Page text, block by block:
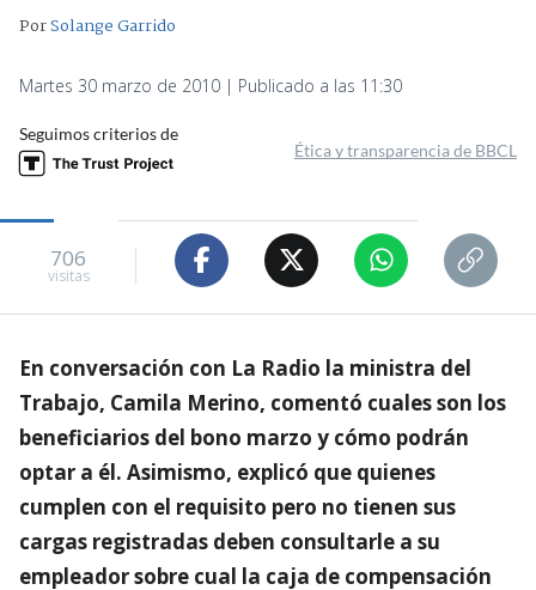
PorSolange Garrido
Martes 30 marzo de 2010 | Publicado a las 11:30
Seguimos criterios de
Ética y transparencia de BBCL
706
visitas
En conversación con La Radio la ministra del
Trabajo, Camila Merino, comentó cuales son los
beneficiarios del bono marzo y cómo podrán
optar a él. Asimismo, explicó que quienes
cumplen con el requisito pero no tienen sus
cargas registradas deben consultarle a su
empleador sobre cual la caja de compensación